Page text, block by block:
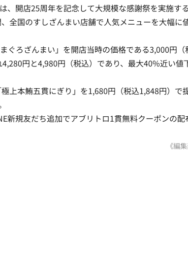
、開店25周年を記念して大規模な感謝祭を実施す
全国のすしざんまい店舗で人気メニューを大幅に
ぐろざんまい」を開店当時の価格である3,000円（
円と4,980円（税込）であり、最大40%近い値
上本鮪五貫にぎり」を1,680円（税込1,848円）で
新規友だち追加でアブリトロ1貫無料クーポンの配
《編